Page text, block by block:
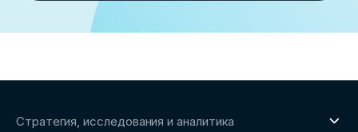
Стратегия, исследования и аналитика